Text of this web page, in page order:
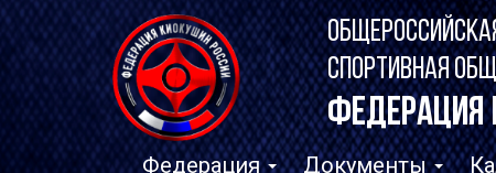
СПОРТИВНАЯ
ФЕДЕРАЦИЯ
Федерация Документы